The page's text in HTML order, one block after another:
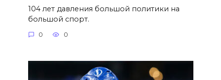
104 лет давления большой политики на
большой спорт.
0 0